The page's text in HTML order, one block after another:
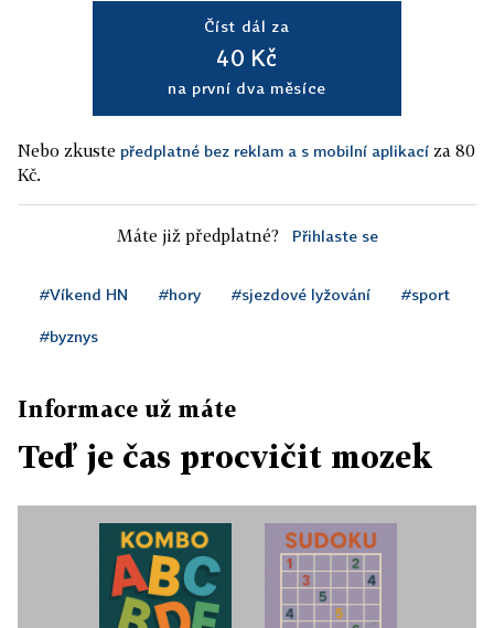
Číst dál za
40 Kč
na první dva měsíce
Nebo zkuste předplatné bez reklam a s mobilní aplikací za 80
Kč.
Máte již předplatné? Přihlaste se
#Víkend HN #hory #sjezdové lyžování #sport
#byznys
Informace už máte
Teď je čas procvičit mozek